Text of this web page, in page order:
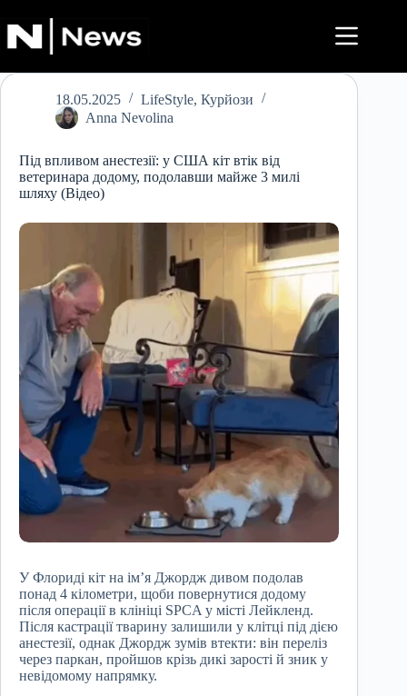
до
вмісту
18.05.2025 LifeStyle, Курйози
Anna Nevolina
Під впливом анестезії: у США кіт втік від
ветеринара додому, подолавши майже 3 милі
шляху (Відео)
У Флориді кіт на ім’я Джордж дивом подолав
понад 4 кілометри, щоби повернутися додому
після операції в клініці SPCA у місті Лейкленд.
Після кастрації тварину залишили у клітці під дією
анестезії, однак Джордж зумів втекти: він переліз
через паркан, пройшов крізь дикі зарості й зник у
невідомому напрямку.